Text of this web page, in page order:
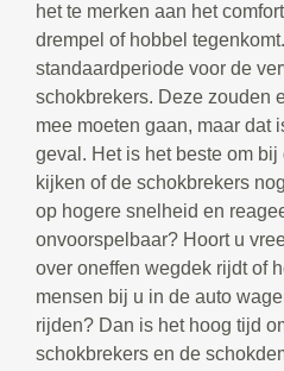
het te merken aan het
drempel of hobbel
standaardperiode voor de
schokbrekers. Deze zouden
mee moeten gaan, maar dat
geval. Het is het beste om
kijken of de schokbrekers
op hogere snelheid en
onvoorspelbaar? Hoort u
over oneffen wegdek rijdt of
mensen bij u in de auto
rijden? Dan is het hoog tijd
schokbrekers en de